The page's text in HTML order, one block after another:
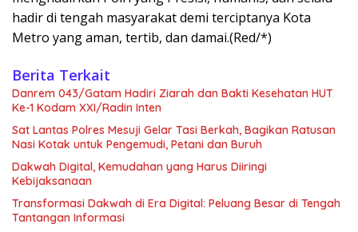
hadir di tengah masyarakat demi terciptanya Kota
Metro yang aman, tertib, dan damai.(Red/*)
Berita Terkait
Danrem 043/Gatam Hadiri Ziarah dan Bakti Kesehatan HUT
Ke-1 Kodam XXI/Radin Inten
Sat Lantas Polres Mesuji Gelar Tasi Berkah, Bagikan Ratusan
Nasi Kotak untuk Pengemudi, Petani dan Buruh
Dakwah Digital, Kemudahan yang Harus Diiringi
Kebijaksanaan
Transformasi Dakwah di Era Digital: Peluang Besar di Tengah
Tantangan Informasi